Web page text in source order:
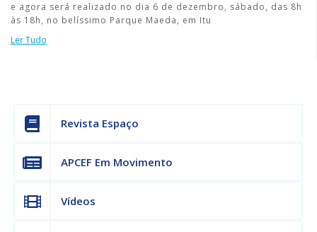
e agora será realizado no dia 6 de dezembro, sábado, das 8h
às 18h, no belíssimo Parque Maeda, em Itu
Ler Tudo
Revista Espaço
APCEF Em Movimento
Vídeos